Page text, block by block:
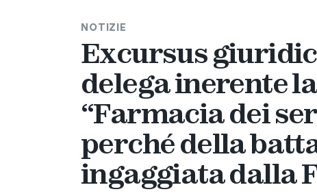
NOTIZIE
Excursus
delega inerente
“Farmacia dei
perché della
ingaggiata dalla